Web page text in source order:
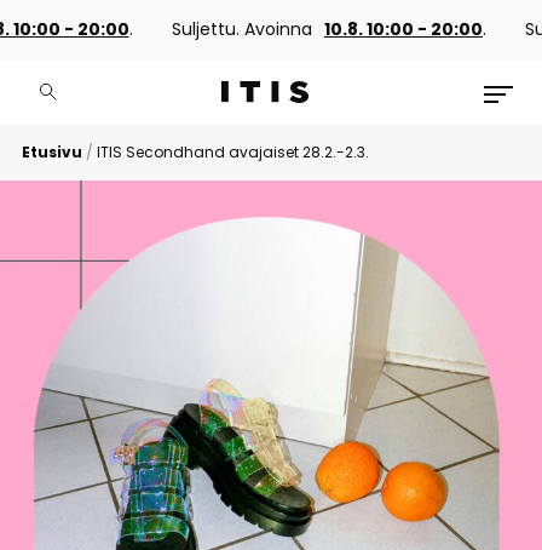
- 20:00. Suljettu. Avoinna 10.8. 10:00 - 20:00.
Etusivu / ITIS Secondhand avajaiset 28.2.-2.3.